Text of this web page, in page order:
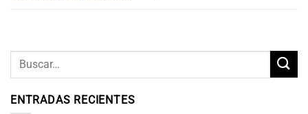
ENTRADAS RECIENTES